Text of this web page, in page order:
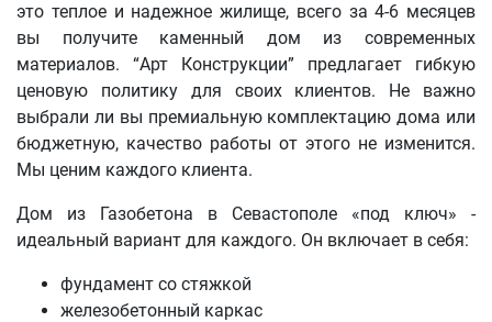
это теплое и надежное жилище, всего за 4-6 месяцев
вы получите каменный дом из современных
материалов. “Арт Конструкции” предлагает гибкую
ценовую политику для своих клиентов. Не важно
выбрали ли вы премиальную комплектацию дома или
бюджетную, качество работы от этого не изменится.
Мы ценим каждого клиента.
Дом из Газобетона в Севастополе «под ключ» -
идеальный вариант для каждого. Он включает в себя:
фундамент со стяжкой
железобетонный каркас